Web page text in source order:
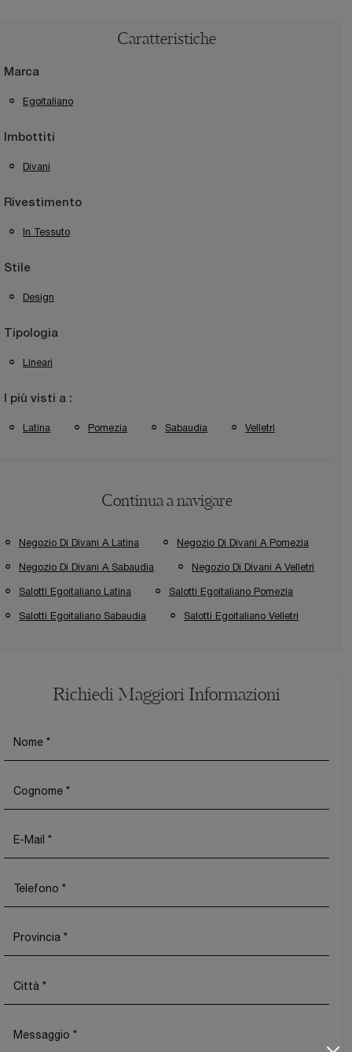
Caratteristiche
Marca
Egoitaliano
Imbottiti
Divani
Rivestimento
In Tessuto
Stile
Design
Tipologia
Lineari
I più visti a :
Latina Pomezia Sabaudia Velletri
Continua a navigare
Negozio Di Divani A Latina Negozio Di Divani A Pomezia
Negozio Di Divani A Sabaudia Negozio Di Divani A Velletri
Salotti Egoitaliano Latina Salotti Egoitaliano Pomezia
Salotti Egoitaliano Sabaudia Salotti Egoitaliano Velletri
Richiedi Maggiori Informazioni